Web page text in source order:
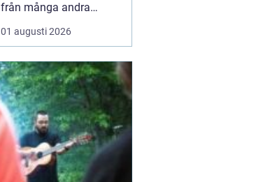
från många andra
branscher. Här påverkar
varje beslut
myndighetskrav och ofta
stora
forskningsinvesteringar.
Roller tillsätts inte bara
för att fylla en
organisation, utan för att
säk...
01 augusti 2026